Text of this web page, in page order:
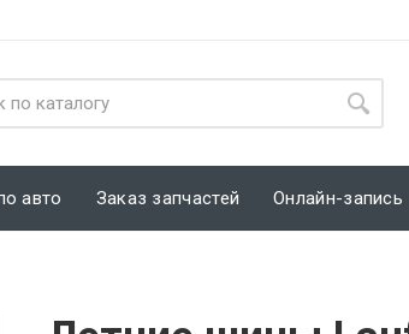
авто Заказ запчастей Онлайн-запись